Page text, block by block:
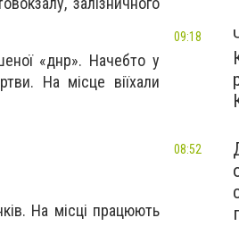
«днр». Начебто у
На місце віїхали
На місці працюють
09:18
08:52